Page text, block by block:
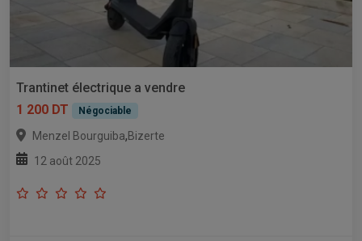
Trantinet électrique a vendre
1 200 DT
Négociable
Menzel Bourguiba,Bizerte
12 août 2025